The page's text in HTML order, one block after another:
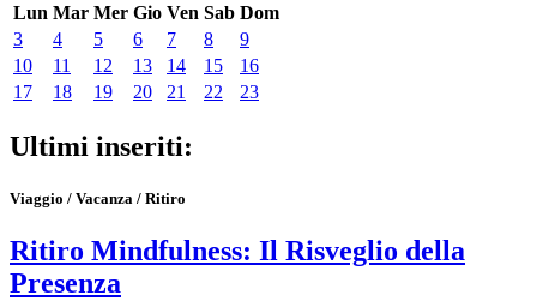
Lun Mar Mer Gio Ven Sab Dom
3
4 5 6 7 8
9
10
11 12 13 14 15
16
17
18 19 20 21 22 23
Ultimi inseriti:
Viaggio / Vacanza / Ritiro
Ritiro Mindfulness: Il Risveglio della
Presenza